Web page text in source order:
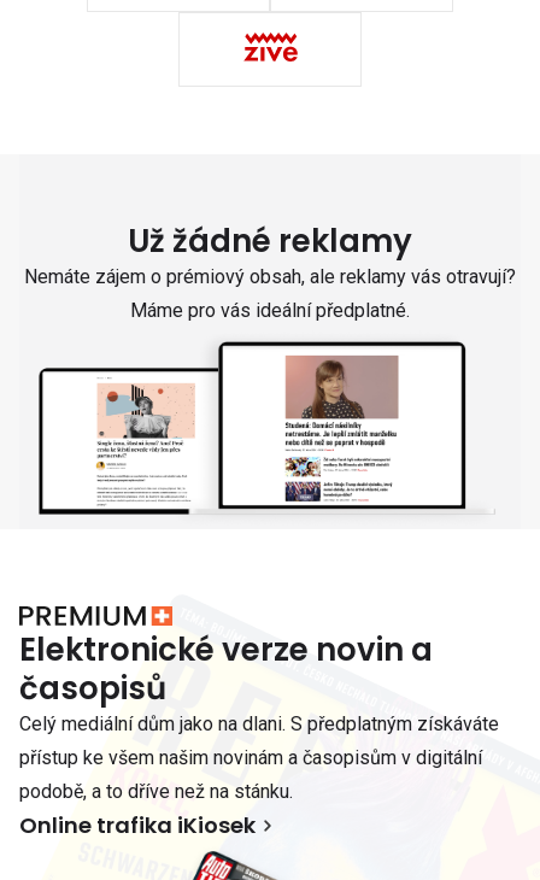
Už žádné reklamy
Nemáte zájem o prémiový obsah, ale reklamy vás otravují?
Máme pro vás ideální předplatné.
Elektronické verze novin a
časopisů
Celý mediální dům jako na dlani. S předplatným získáváte
přístup ke všem našim novinám a časopisům v digitální
podobě, a to dříve než na stánku.
Online trafika iKiosek